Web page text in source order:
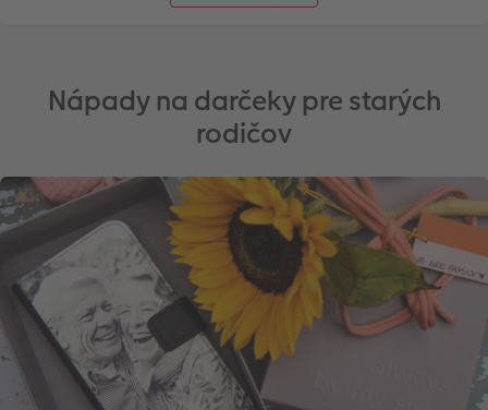
Nápady na darčeky pre starých
rodičov